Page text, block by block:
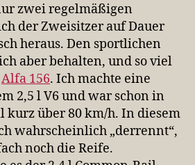
zwei regelmäßigen
der Zweisitzer auf Dauer
heraus. Den sportlichen
aber behalten, und so viel
Alfa 156. Ich machte eine
2,5 l V6 und war schon in
kurz über 80 km/h. In diesem
wahrscheinlich „derrennt“,
noch die Reife.